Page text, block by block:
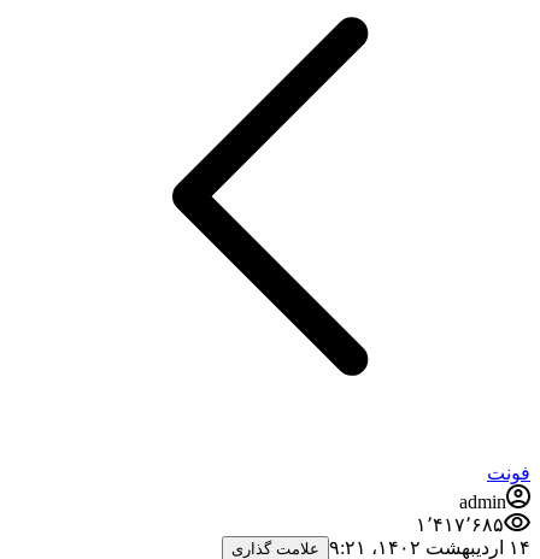
فونت
admin
۱٬۴۱۷٬۶۸۵
۱۴ اردیبهشت ۱۴۰۲،‏ ۹:۲۱
علامت گذاری